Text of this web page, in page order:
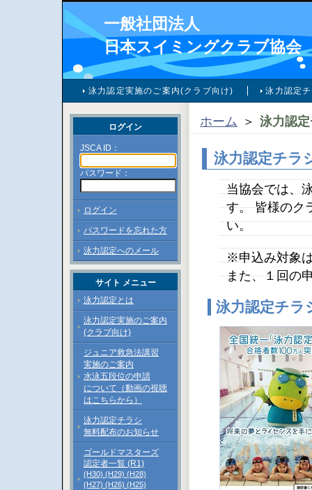
一般社団法人
日本スイミングクラブ協会
泳力認定実施のご案内(クラブ向け) 泳力認定
ホーム ＞ 泳力認
泳力認定チラ
当協会では、
す。 皆様のク
い。
※申込み対象
また、１回の
泳力認定チラ
ログイン
JSCA ID：
パスワード：
ログイン
パスワードを忘れた方
泳力認定へのメール
サイト メニュー
泳力認定とは
泳力認定実施のご案内
(クラブ向け)
ジュニア救急法講習
実施のご案内
水泳五段位の申請
について（動画の視聴
はこちらから）
泳力認定チラシ
無料配布のお知らせ
ゴールドマスターズ
認定者一覧 (R1)
(H30) (H29) (H28)
(H27) (H26) (H25)